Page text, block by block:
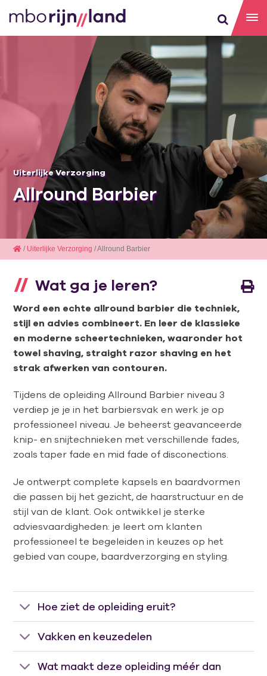
Uiterlijke Verzorging
Allround Barbier
/ Uiterlijke Verzorging / Allround Barbier
Wat ga je leren?
Word een echte allround barbier die techniek,
stijl en advies combineert. En leer de klassieke
en moderne scheertechnieken, waaronder hot
towel shaving, straight razor shaving en het
strak afwerken van contouren.
Tijdens de opleiding Allround Barbier niveau 3
verdiep je je in het barbiersvak en werk je op
professioneel niveau. Je beheerst geavanceerde
knip- en snijtechnieken met verschillende fades,
zoals taper fade en mid fade of disconections.
Je ontwerpt complete kapsels en baardvormen
die passen bij het gezicht, de haarstructuur en de
stijl van de klant. Ook ontwikkel je sterke
adviesvaardigheden: je leert om klanten
professioneel te begeleiden in keuzes op het
gebied van coupe, baardverzorging en styling.
Hoe ziet de opleiding eruit?
Vakken en keuzedelen
Wat maakt deze opleiding méér dan